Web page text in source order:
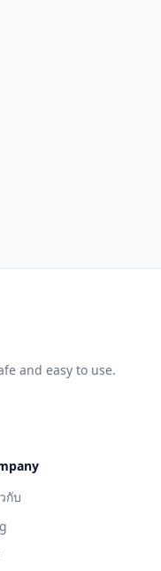
and easy to use.
กับ